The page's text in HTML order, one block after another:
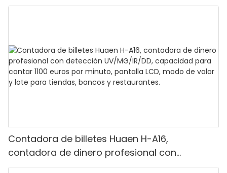
Contadora de billetes Huaen H-A16,
contadora de dinero profesional con
detección UV/MG/IR/DD, capacidad para